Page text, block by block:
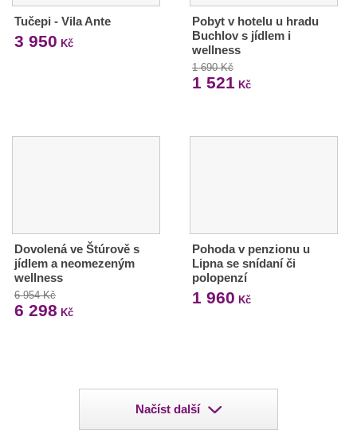
Tučepi - Vila Ante
3 950 Kč
Pobyt v hotelu u hradu
Buchlov s jídlem i
wellness
1 690 Kč
1 521 Kč
Dovolená ve Štúrově s
jídlem a neomezeným
wellness
6 954 Kč
6 298 Kč
Pohoda v penzionu u
Lipna se snídaní či
polopenzí
1 960 Kč
Načíst další